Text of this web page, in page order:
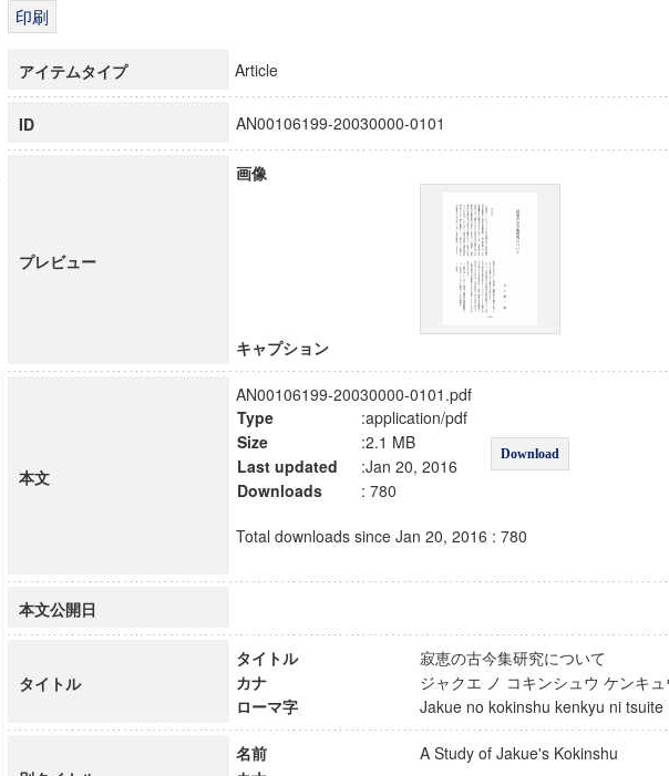
ント研究科
アイテムタイプ Article
ID AN00106199-20030000-0101
プレビュー
画像
キャプション
本文
AN00106199-20030000-0101.pdf
Type
:application/pdf
Download
Size
:2.1 MB
Last updated
:Jan 20, 2016
Downloads
: 780
Total downloads since Jan 20, 2016 : 780
本文公開日
タイトル
タイトル
寂恵の古今集研究について
カナ
ジャクエ ノ コキンシュウ ケン
ローマ字
Jakue no kokinshu kenkyu ni
名前
A Study of Jakue's Kokinshu